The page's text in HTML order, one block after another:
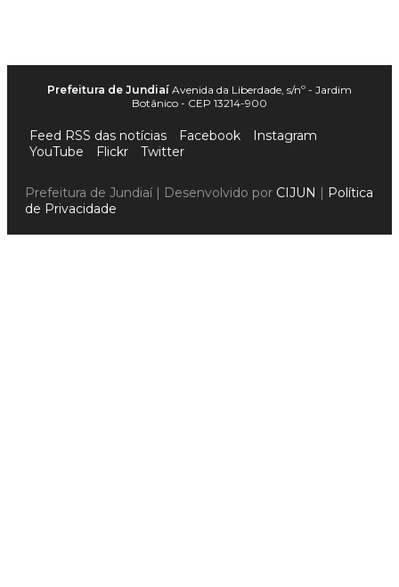
Prefeitura de Jundiaí Avenida da Liberdade, s/nº - Jardim
Botânico - CEP 13214-900
Feed RSS das notícias Facebook
Instagram
YouTube
Flickr Twitter
Prefeitura de Jundiaí | Desenvolvido por CIJUN | Política
de Privacidade